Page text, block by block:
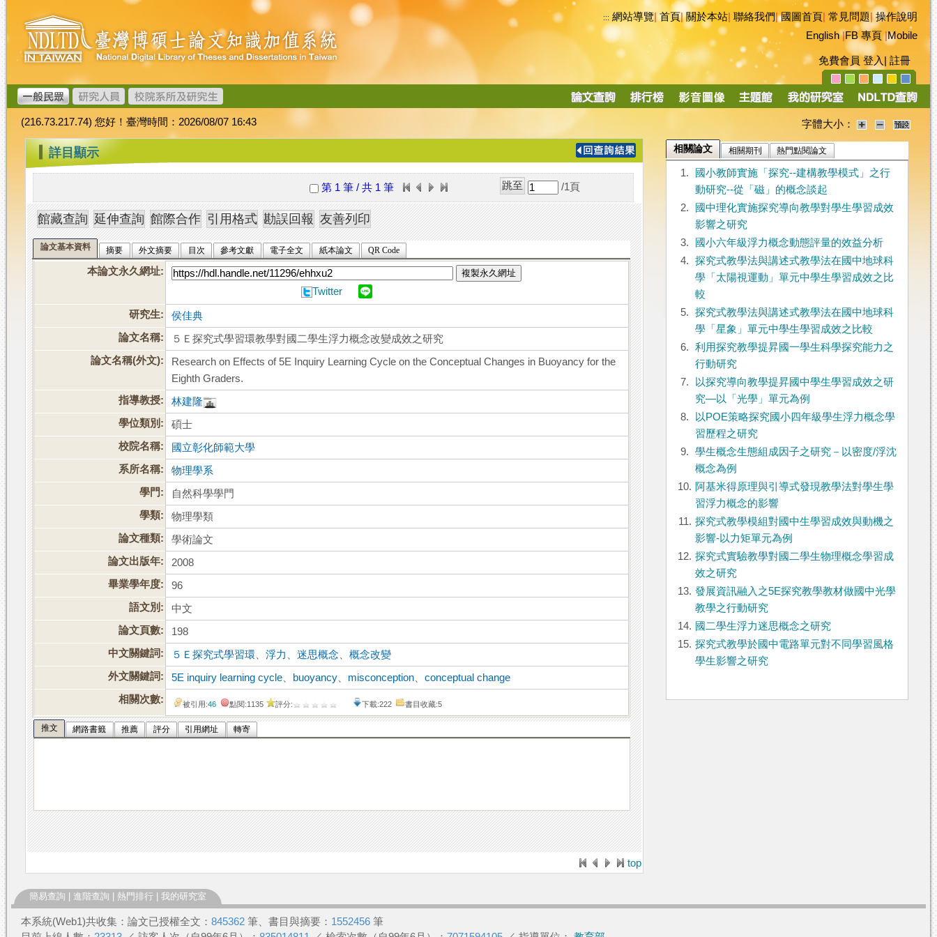
跳
到
主
要
內
容
臺
灣
博
碩
士
論
文
加
值
系
統
::: 網站導覽|首頁|關於本站 聯絡我們|國圖首頁 常見問題|操作說明
English|FB 專頁|Mobile
免費會員 登入 註冊
導
(216.73.217.74) 您好！臺灣時間：2026/08/07 16:43 字體大小：
::: 詳目顯示
第 1 筆 / 共 1 筆 /1 頁
論文基本資料 摘要 外文摘要 目次 參考文獻 電子全文 紙本論文 QR Code
本論文永久網址: 複製永久網址
Twitter
研究生:
侯佳典
論文名稱:
５Ｅ探究式學習環教學對國二學生浮力概念改變成效之研究
論文名稱(外文):
Research on Effects of 5E Inquiry Learning Cycle on the Conceptual Changes in Buoyancy for the
Eighth Graders.
指導教授:
林建隆
學位類別:
碩士
校院名稱:
國立彰化師範大學
系所名稱:
物理學系
學門:
自然科學學門
學類:
物理學類
論文種類:
學術論文
論文出版年:
2008
畢業學年度:
96
語文別:
中文
論文頁數:
198
中文關鍵詞:
５Ｅ探究式學習環 、浮力 、迷思概念 、概念改變
外文關鍵詞:
5E inquiry learning cycle buoyancy misconception 、conceptual change
相關次數:
被引用:46 點閱:1135 評分: 下載:222 書目收藏:5
推文 網路書籤 推薦 評分 引用網址 轉寄
top
相關論文 相關期刊 熱門點閱論文
1.
國小教師實施「探究--建構教學模式」之行
動研究--從「磁」的概念談起
2.
國中理化實施探究導向教學對學生學習成效
影響之研究
3.
國小六年級浮力概念動態評量的效益分析
4.
探究式教學法與講述式教學法在國中地球科
學「太陽視運動」單元中學生學習成效之比
較
5.
探究式教學法與講述式教學法在國中地球科
學「星象」單元中學生學習成效之比較
6.
利用探究教學提昇國一學生科學探究能力之
行動研究
7.
以探究導向教學提昇國中學生學習成效之研
究—以「光學」單元為例
8.
以POE策略探究國小四年級學生浮力概念學
習歷程之研究
9.
學生概念生態組成因子之研究－以密度/浮沈
概念為例
10. 阿基米得原理與引導式發現教學法對學生學
習浮力概念的影響
11. 探究式教學模組對國中生學習成效與動機之
影響-以力矩單元為例
12. 探究式實驗教學對國二學生物理概念學習成
效之研究
13. 發展資訊融入之5E探究教學教材做國中光學
教學之行動研究
14. 國二學生浮力迷思概念之研究
15. 探究式教學於國中電路單元對不同學習風格
學生影響之研究
簡易查詢 進階查詢 熱門排行 我的研究室
本系統(Web1)共收集：論文已授權全文： 845362 筆、書目與摘要： 1552456 筆